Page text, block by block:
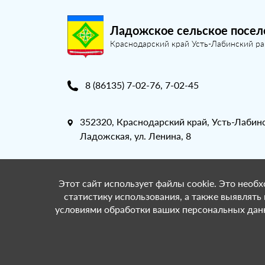
Ладожское сельское
Краснодарский край Усть-Лабинский
8 (86135) 7-02-76, 7-02-45
352320, Краснодарский край, Усть-
Ладожская, ул. Ленина, 8
Этот сайт использует файлы cookie. Это
статистику использования, а также
условиями обработки ваших персональных